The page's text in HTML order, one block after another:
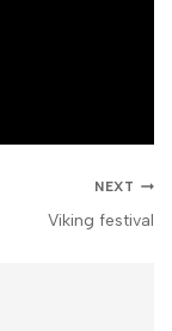
NEXT
Viking festival